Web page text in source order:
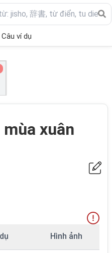
Câu ví dụ
xuân
Hình ảnh